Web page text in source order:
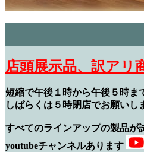
店頭展示品、訳ア
短縮で午後１時から午後５時ま
しばらくは５時閉店でお願いし
すべてのラインアップの製品が
youtubeチャンネルあります